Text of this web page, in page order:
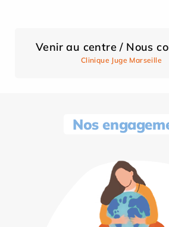
Venir au centre / Nous
Clinique Juge Marseille
Nos